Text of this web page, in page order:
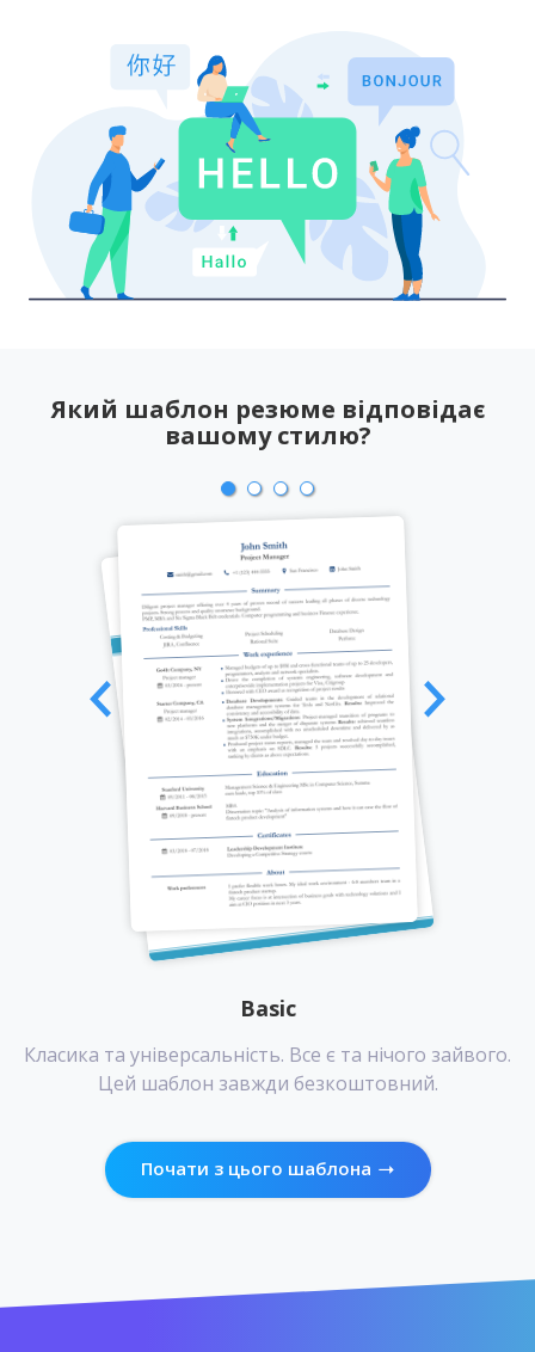
Який шаблон резюме відповідає
вашому стилю?
Basic
Класика та універсальність. Все є та нічого зайвого.
Цей шаблон завжди безкоштовний.
Почати з цього шаблона